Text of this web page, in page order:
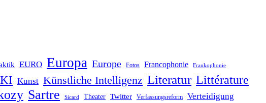
EURO Europa Europe Fotos Francophonie Frankophonie
KI Kunst Künstliche Intelligenz Literatur Littérature
Sartre Sicard Theater Twitter Verfassungsreform Verteidigung